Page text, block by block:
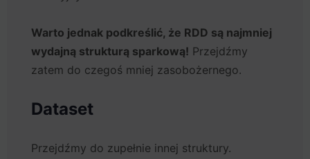
Warto jednak podkreślić, że RDD są najmniej
wydajną strukturą sparkową! Przejdźmy
zatem do czegoś mniej zasobożernego.
Dataset
Przejdźmy do zupełnie innej struktury.